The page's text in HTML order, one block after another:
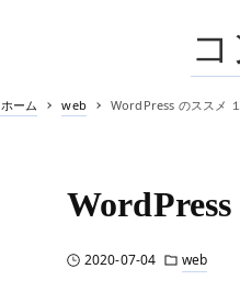
ホーム web WordPress のススメ
2020-07-04 web